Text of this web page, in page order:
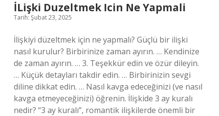
İLişki Duzeltmek Icin Ne Yapmali
Tarih: Şubat 23, 2025
İlişkiyi düzeltmek için ne yapmalı? Güçlü bir ilişki
nasıl kurulur? Birbirinize zaman ayırın. … Kendinize
de zaman ayırın. … 3. Teşekkür edin ve özür dileyin.
… Küçük detayları takdir edin. … Birbirinizin sevgi
diline dikkat edin. … Nasıl kavga edeceğinizi (ve nasıl
kavga etmeyeceğinizi) öğrenin. İlişkide 3 ay kuralı
nedir? “3 ay kuralı”, romantik ilişkilerde önemli bir